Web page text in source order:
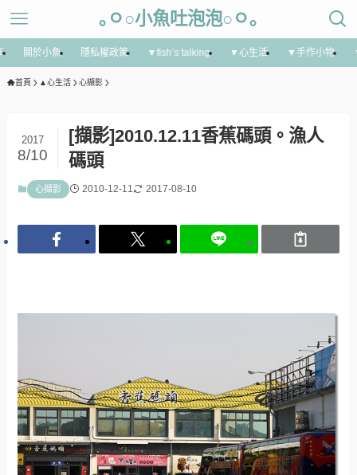
｡ㅇ○小魚吐泡泡○ㅇ｡
關於小魚 隱私權政策 ▼fish’s talking ▼心生活 ▼手作小物
首頁 ▲心生活 心擷影
[擷影]2010.12.11香蕉碼頭。漁人
碼頭
2017
8/10
心擷影 2010-12-11 2017-08-10